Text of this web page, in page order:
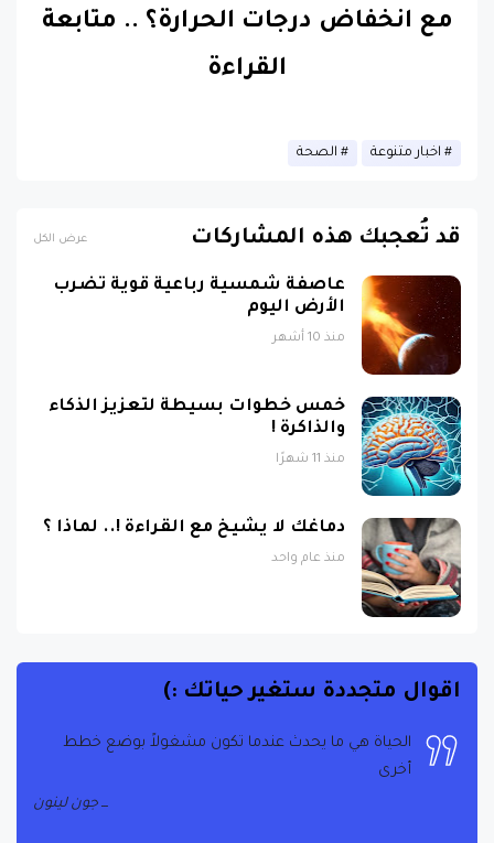
مع انخفاض درجات الحرارة؟ .. متابعة
القراءة
اخبار متنوعة الصحة
قد تُعجبك هذه المشاركات عرض الكل
عاصفة شمسية رباعية قوية تضرب
الأرض اليوم
منذ 10 أشهر
خمس خطوات بسيطة لتعزيز الذكاء
والذاكرة !
منذ 11 شهرًا
دماغك لا يشيخ مع القراءة !.. لماذا ؟
منذ عام واحد
اقوال متجددة ستغير حياتك :)
الحياة هي ما يحدث عندما تكون مشغولاً بوضع خطط
أخرى
جون لينون